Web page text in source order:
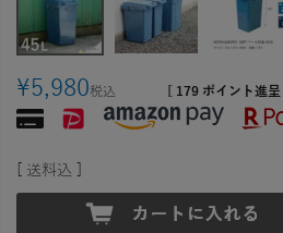
¥5,980税込 179 ポイント進呈 ]
送料込